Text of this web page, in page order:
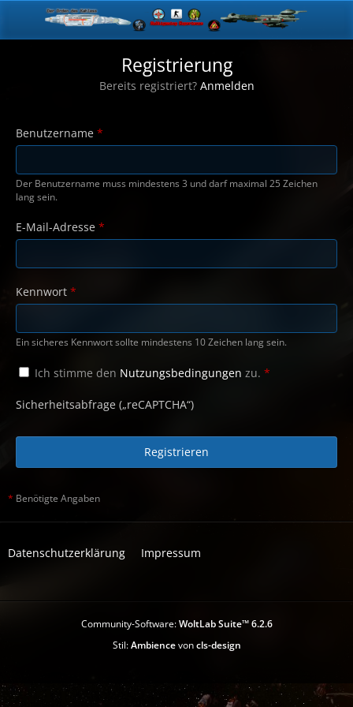
Registrierung
Bereits registriert? Anmelden
Benutzername *
Der Benutzername muss mindestens 3 und darf maximal 25 Zeichen
lang sein.
E-Mail-Adresse *
Kennwort *
Ein sicheres Kennwort sollte mindestens 10 Zeichen lang sein.
Ich stimme den Nutzungsbedingungen zu. *
Sicherheitsabfrage („reCAPTCHA“)
* Benötigte Angaben
Datenschutzerklärung Impressum
Community-Software:WoltLab Suite™ 6.2.6
Stil:Ambiencevoncls-design